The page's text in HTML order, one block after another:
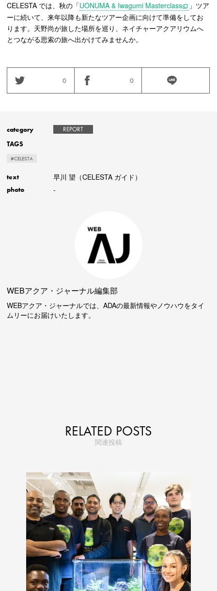
CELESTA では、秋の「UONUMA & Iwagumi Masterclass
」ツア
ーに続いて、来年以降も新たなツアー企画に向けて準備をしてお
ります。天野尚が旅した場所を巡り、ネイチャーアクアリウムへ
とつながる思索の旅へ出かけてみませんか。
0 0
category REPORT
TAGS
#CELESTA
text 早川 望（CELESTA ガイド）
photo -
WEBアクア・ジャーナル編集部
WEBアクア・ジャーナルでは、ADAの最新情報やノウハウをタイ
ムリーにお届けいたします。
RELATED POSTS
関連投稿